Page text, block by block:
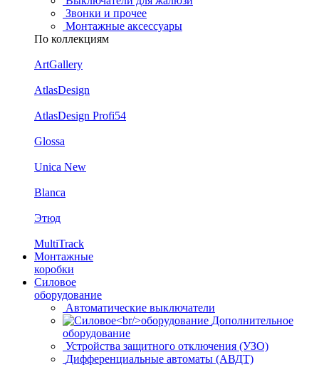
Звонки и прочее
Монтажные аксессуары
По коллекциям
ArtGallery
AtlasDesign
AtlasDesign Profi54
Glossa
Unica New
Blanca
Этюд
MultiTrack
Монтажные
коробки
Силовое
оборудование
Автоматические выключатели
Дополнительное
оборудование
Устройства защитного отключения (УЗО)
Дифференциальные автоматы (АВДТ)